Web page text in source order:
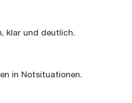
klar und deutlich.
in Notsituationen.